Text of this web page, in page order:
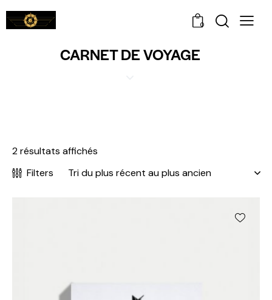
0
CARNET DE VOYAGE
2 résultats affichés
Filters